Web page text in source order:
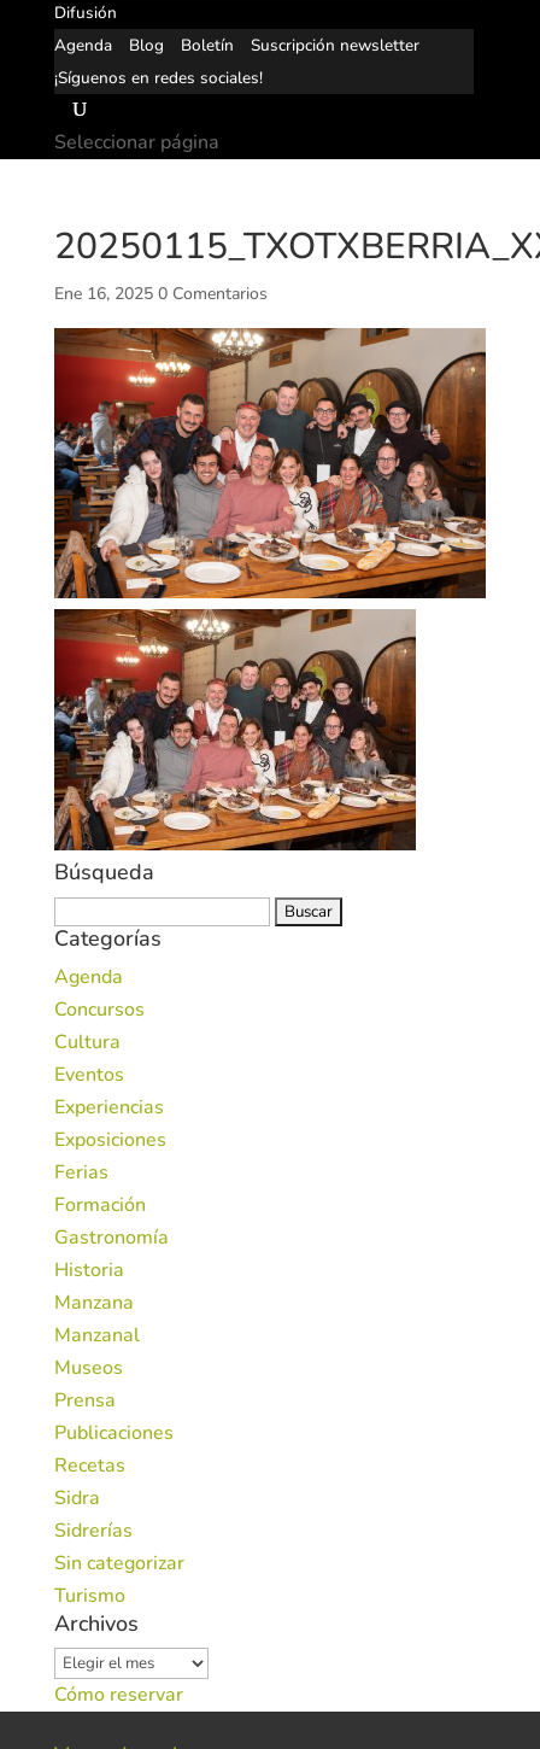
Difusión
Agenda
Blog Boletín
Suscripción newsletter
¡Síguenos en redes sociales!
Seleccionar página
Ene 16, 2025 0 Comentarios
Búsqueda
Categorías
Agenda
Concursos
Cultura
Eventos
Experiencias
Exposiciones
Ferias
Formación
Gastronomía
Historia
Manzana
Manzanal
Museos
Prensa
Publicaciones
Recetas
Sidra
Sidrerías
Sin categorizar
Turismo
Archivos
Archivos
Cómo reservar